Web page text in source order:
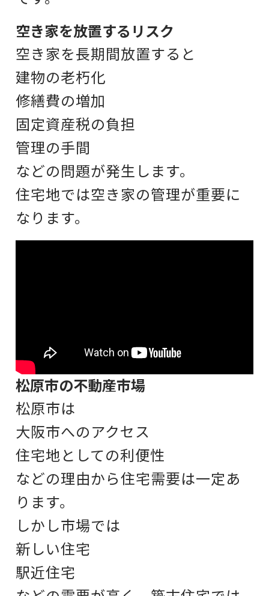
空き家を放置するリスク
空き家を長期間放置すると
建物の老朽化
修繕費の増加
固定資産税の負担
管理の手間
などの問題が発生します。
住宅地では空き家の管理が重要に
なります。
松原市の不動産市場
松原市は
大阪市へのアクセス
住宅地としての利便性
などの理由から住宅需要は一定あ
ります。
しかし市場では
新しい住宅
駅近住宅